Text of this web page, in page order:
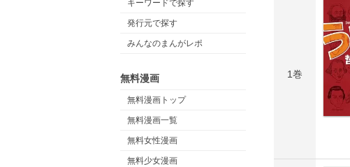
キーワードで探す
発行元で探す
みんなのまんがレポ
無料漫画
無料漫画トップ
無料漫画一覧
無料女性漫画
無料少女漫画
1巻